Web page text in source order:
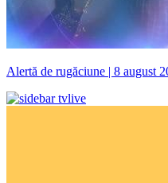
Alertă de rugăciune | 8 august